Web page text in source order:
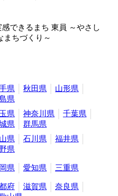
できるまち 東員 ～やさし
まちづくり～
県 秋田県
山形県
県
県 神奈川県
千葉県
県 群馬県
県 石川県
福井県
県
県 愛知県 三重県
府 滋賀県
奈良県